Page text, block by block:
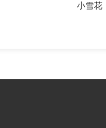
小雪花